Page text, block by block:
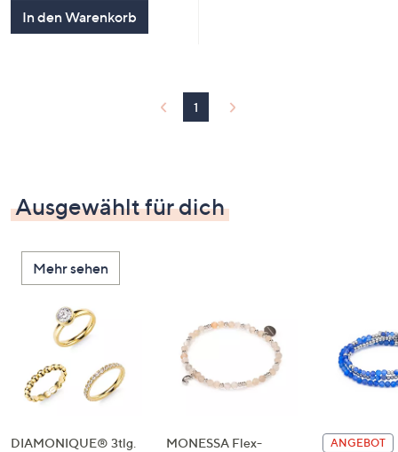
In den Warenkorb
1
Ausgewählt für dich
Mehr sehen
DIAMONIQUE® 3tlg.
MONESSA Flex-
ANGEBOT